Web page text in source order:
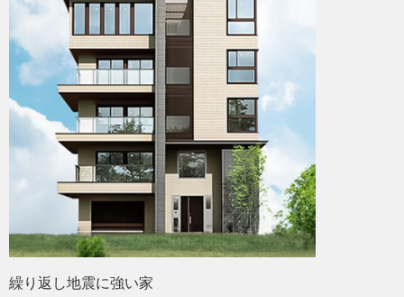
繰り返し地震に強い家